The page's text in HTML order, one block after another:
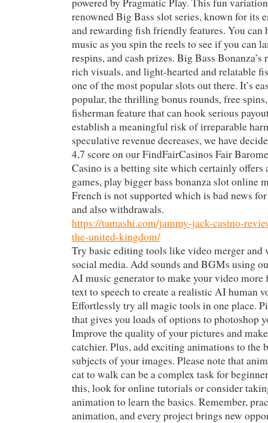
renowned Big Bass slot series, known for its
and rewarding fish friendly features. You can
music as you spin the reels to see if you can
respins, and cash prizes. Big Bass Bonanza’s
rich visuals, and light-hearted and relatable
one of the most popular slots out there. It’s
popular, the thrilling bonus rounds, free
fisherman feature that can hook serious
establish a meaningful risk of irreparable
speculative revenue decreases, we have
4,7 score on our FindFairCasinos Fair
Casino is a betting site which certainly offers
games, play bigger bass bonanza slot online
French is not supported which is bad news
and also withdrawals.
https://tamashi.com/jammy-jack-casino-
the-united-kingdom/
Try basic editing tools like video merger and
social media. Add sounds and BGMs using
AI music generator to make your video more
text to speech to create a realistic AI human
Effortlessly try all magic tools in one place.
that gives you loads of options to photoshop
Improve the quality of your pictures and
catchier. Plus, add exciting animations to the
subjects of your images. Please note that
cat to walk can be a complex task for
this, look for online tutorials or consider
animation to learn the basics. Remember,
animation, and every project brings new